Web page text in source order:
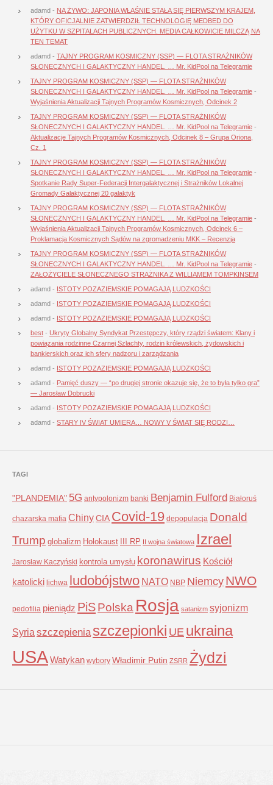
adamd - NA ŻYWO: JAPONIA WŁAŚNIE STAŁA SIĘ PIERWSZYM KRAJEM,
KTÓRY OFICJALNIE ZATWIERDZIŁ TECHNOLOGIĘ MEDBED DO
UŻYTKU W SZPITALACH PUBLICZNYCH. MEDIA CAŁKOWICIE MILCZĄ NA
TEN TEMAT
adamd - TAJNY PROGRAM KOSMICZNY (SSP) — FLOTA STRAŻNIKÓW
SŁONECZNYCH I GALAKTYCZNY HANDEL. … Mr. KidPool na Telegramie
TAJNY PROGRAM KOSMICZNY (SSP) — FLOTA STRAŻNIKÓW
SŁONECZNYCH I GALAKTYCZNY HANDEL. … Mr. KidPool na Telegramie -
Wyjaśnienia Aktualizacji Tajnych Programów Kosmicznych, Odcinek 2
TAJNY PROGRAM KOSMICZNY (SSP) — FLOTA STRAŻNIKÓW
SŁONECZNYCH I GALAKTYCZNY HANDEL. … Mr. KidPool na Telegramie -
Aktualizacje Tajnych Programów Kosmicznych, Odcinek 8 – Grupa Oriona,
Cz. 1
TAJNY PROGRAM KOSMICZNY (SSP) — FLOTA STRAŻNIKÓW
SŁONECZNYCH I GALAKTYCZNY HANDEL. … Mr. KidPool na Telegramie -
Spotkanie Rady Super-Federacji Intergalaktycznej i Strażników Lokalnej
Gromady Galaktycznej 20 galaktyk
TAJNY PROGRAM KOSMICZNY (SSP) — FLOTA STRAŻNIKÓW
SŁONECZNYCH I GALAKTYCZNY HANDEL. … Mr. KidPool na Telegramie -
Wyjaśnienia Aktualizacji Tajnych Programów Kosmicznych, Odcinek 6 –
Proklamacja Kosmicznych Sądów na zgromadzeniu MKK – Recenzja
TAJNY PROGRAM KOSMICZNY (SSP) — FLOTA STRAŻNIKÓW
SŁONECZNYCH I GALAKTYCZNY HANDEL. … Mr. KidPool na Telegramie -
ZAŁOŻYCIELE SŁONECZNEGO STRAŻNIKA Z WILLIAMEM TOMPKINSEM
adamd - ISTOTY POZAZIEMSKIE POMAGAJĄ LUDZKOŚCI
adamd - ISTOTY POZAZIEMSKIE POMAGAJĄ LUDZKOŚCI
adamd - ISTOTY POZAZIEMSKIE POMAGAJĄ LUDZKOŚCI
best - Ukryty Globalny Syndykat Przestępczy, który rządzi światem: Klany i
powiązania rodzinne Czarnej Szlachty, rodzin królewskich, żydowskich i
bankierskich oraz ich sfery nadzoru i zarządzania
adamd - ISTOTY POZAZIEMSKIE POMAGAJĄ LUDZKOŚCI
adamd - Pamięć duszy — “po drugiej stronie okazuje się, że to była tylko gra”
— Jarosław Dobrucki
adamd - ISTOTY POZAZIEMSKIE POMAGAJĄ LUDZKOŚCI
adamd - STARY IV ŚWIAT UMIERA… NOWY V ŚWIAT SIĘ RODZI…
TAGI
"PLANDEMIA" 5G antypolonizm banki Benjamin Fulford Białoruś
chazarska mafia ChinyCIA Covid-19 depopulacja Donald
Trump globalizm Holokaust III RP II wojna światowa Izrael
Jarosław Kaczyński kontrola umysłu koronawirus Kościół
katolicki lichwa ludobójstwo NATO NBP NiemcyNWO
pedofilia pieniądz PiSPolska Rosja satanizm syjonizm
Syria szczepienia szczepionki UE ukraina
USAWatykan wybory Władimir Putin ZSRR Żydzi